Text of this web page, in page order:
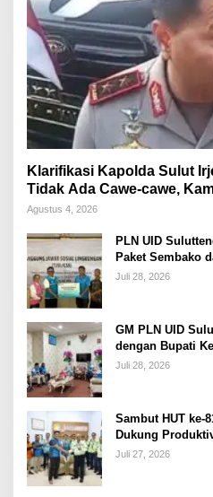
Klarifikasi Kapolda Sulut
Tidak Ada Cawe-cawe,
Perintah Undang-Undang
Agustus 4, 2026
PLN UID
Paket Sembako
Kelistrikan Pasca
Juli 28, 2026
GM PLN UID
dengan Bupati
Keandalan
Juli 28, 2026
Sambut HUT ke-
Dukung
Penambahan
Juli 27, 2026